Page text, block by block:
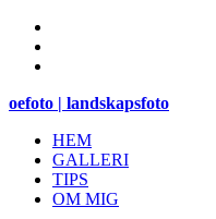
oefoto | landskapsfoto
HEM
GALLERI
TIPS
OM MIG